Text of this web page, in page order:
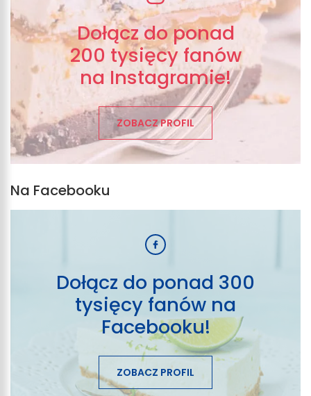
Dołącz do ponad
200 tysięcy fanów
na Instagramie!
ZOBACZ PROFIL
Na Facebooku
Dołącz do ponad 300
tysięcy fanów na
Facebooku!
ZOBACZ PROFIL